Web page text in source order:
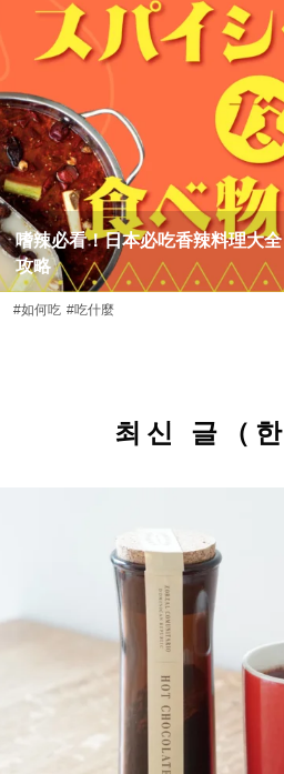
嗜辣必看！日本必吃香辣料理大
攻略
#如何吃 #吃什麼
최신 글（한